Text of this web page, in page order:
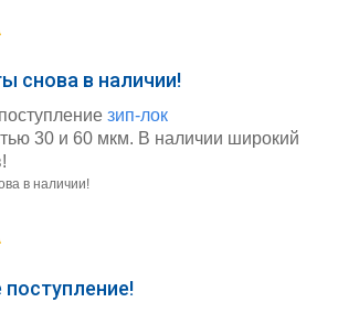
снова в наличии!
зип-лок
30 и 60 мкм. В наличии широкий